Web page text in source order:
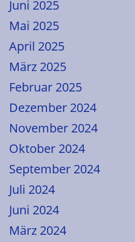
Juni 2025
Mai 2025
April 2025
März 2025
Februar 2025
Dezember 2024
November 2024
Oktober 2024
September 2024
Juli 2024
Juni 2024
März 2024